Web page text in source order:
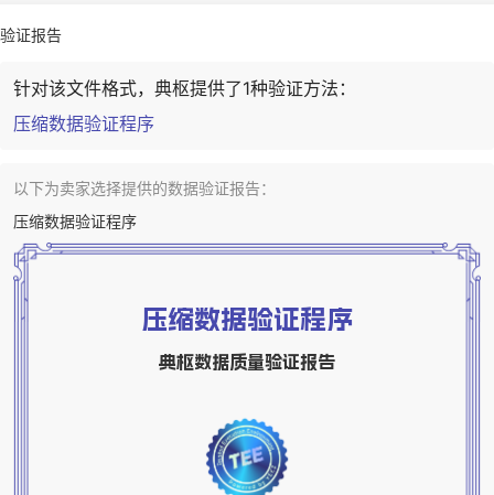
验证报告
针对该文件格式，典枢提供了1种验证方法：
压缩数据验证程序
以下为卖家选择提供的数据验证报告：
压缩数据验证程序
压缩数据验证程序
典枢数据质量验证报告